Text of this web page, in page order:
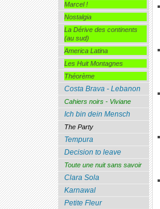
Marcel !
Nostalgia
La Dérive des continents
(au sud)
America Latina
Les Huit Montagnes
Théorème
Costa Brava - Lebanon
Cahiers noirs - Viviane
Ich bin dein Mensch
The Party
Tempura
Decision to leave
Toute une nuit sans savoir
Clara Sola
Karnawal
Petite Fleur